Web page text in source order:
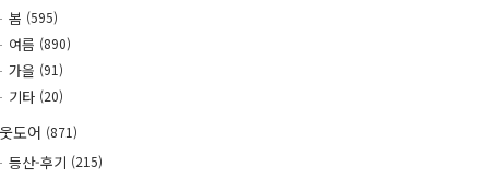
봄 (595)
여름 (890)
가을 (91)
기타 (20)
도어 (871)
등산-후기 (215)